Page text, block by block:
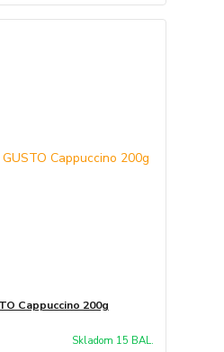
Cappuccino 200g
Skladom 15 BAL.